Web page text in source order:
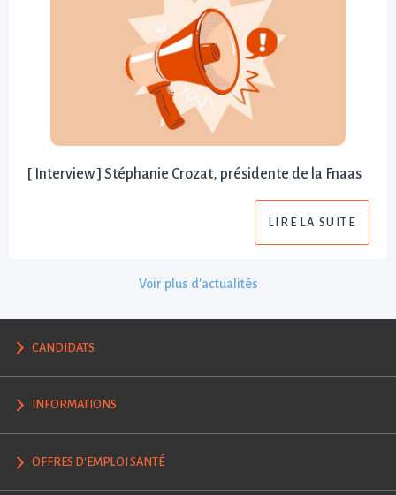
[ Interview ] Stéphanie Crozat, présidente de la Fnaas
LIRE LA SUITE
Voir plus d'actualités
CANDIDATS
INFORMATIONS
OFFRES D'EMPLOI SANTÉ